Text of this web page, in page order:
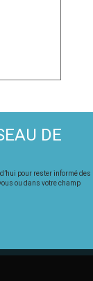
DE
pour rester informé des
ou dans votre champ